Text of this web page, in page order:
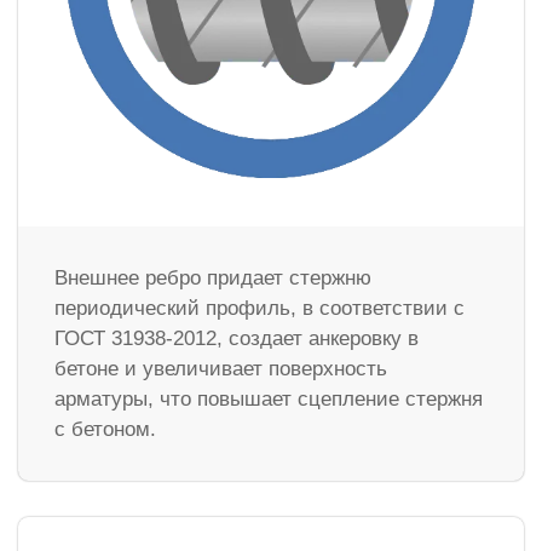
Внешнее ребро придает стержню
периодический профиль, в соответствии с
ГОСТ 31938-2012, создает анкеровку в
бетоне и увеличивает поверхность
арматуры, что повышает сцепление стержня
с бетоном.